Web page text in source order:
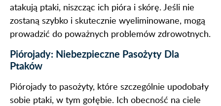
atakują ptaki, niszcząc ich pióra i skórę. Jeśli nie
zostaną szybko i skutecznie wyeliminowane, mogą
prowadzić do poważnych problemów zdrowotnych.
Piórojady: Niebezpieczne Pasożyty Dla
Ptaków
Piórojady to pasożyty, które szczególnie upodobały
sobie ptaki, w tym gołębie. Ich obecność na ciele